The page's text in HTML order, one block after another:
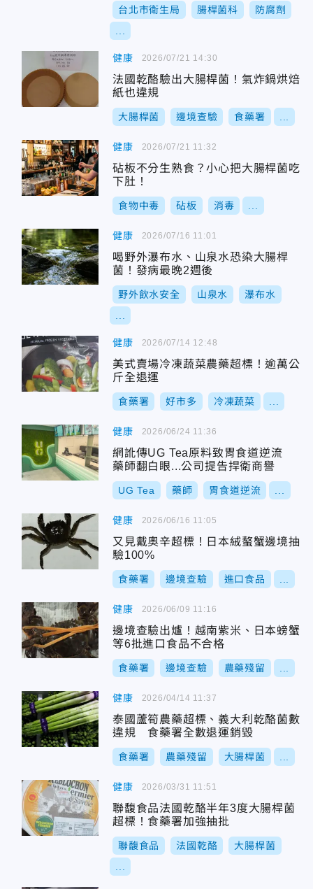
台北市衛生局 腸桿菌科 防腐劑
健康
法國乾酪驗出大腸桿菌！氣炸鍋烘焙
紙也違規
大腸桿菌 邊境查驗 食藥署
2026/07/21 14:30
健康
砧板不分生熟食？小心把大腸桿菌吃
下肚！
食物中毒 砧板 消毒
2026/07/21 11:32
健康
喝野外瀑布水、山泉水恐染大腸桿
菌！發病最晚2週後
野外飲水安全 山泉水 瀑布水
2026/07/16 11:01
健康
美式賣場冷凍蔬菜農藥超標！逾萬公
斤全退運
食藥署 好市多 冷凍蔬菜
2026/07/14 12:48
健康
網訛傳UG Tea原料致胃食道逆流
藥師翻白眼...公司提告捍衛商譽
UG Tea 藥師 胃食道逆流
2026/06/24 11:36
健康
又見戴奧辛超標！日本絨螯蟹邊境抽
驗100%
食藥署 邊境查驗 進口食品
2026/06/16 11:05
健康
邊境查驗出爐！越南紫米、日本螃蟹
等6批進口食品不合格
食藥署 邊境查驗 農藥殘留
2026/06/09 11:16
健康
泰國蘆筍農藥超標、義大利乾酪菌數
違規 食藥署全數退運銷毀
食藥署 農藥殘留 大腸桿菌
2026/04/14 11:37
健康
聯馥食品法國乾酪半年3度大腸桿菌
超標！食藥署加強抽批
聯馥食品 法國乾酪 大腸桿菌
2026/03/31 11:51